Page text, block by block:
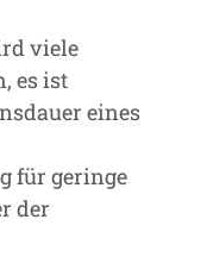
viele
es ist
eines
für geringe
der